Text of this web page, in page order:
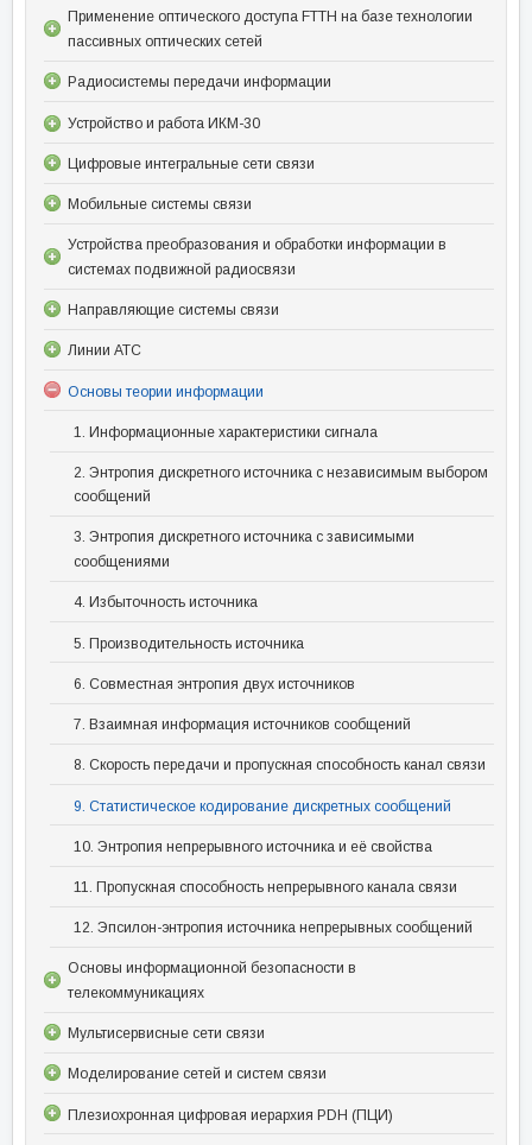
Применение оптического доступа FTTH на базе технологии
пассивных оптических сетей
Радиосистемы передачи информации
Устройство и работа ИКМ-30
Цифровые интегральные сети связи
Мобильные системы связи
Устройства преобразования и обработки информации в
системах подвижной радиосвязи
Направляющие системы связи
Линии АТС
Основы теории информации
1. Информационные характеристики сигнала
2. Энтропия дискретного источника с независимым выбором
сообщений
3. Энтропия дискретного источника с зависимыми
сообщениями
4. Избыточность источника
5. Производительность источника
6. Совместная энтропия двух источников
7. Взаимная информация источников сообщений
8. Скорость передачи и пропускная способность канал связи
9. Статистическое кодирование дискретных сообщений
10. Энтропия непрерывного источника и её свойства
11. Пропускная способность непрерывного канала связи
12. Эпсилон-энтропия источника непрерывных сообщений
Основы информационной безопасности в
телекоммуникациях
Мультисервисные сети связи
Моделирование сетей и систем связи
Плезиохронная цифровая иерархия PDH (ПЦИ)